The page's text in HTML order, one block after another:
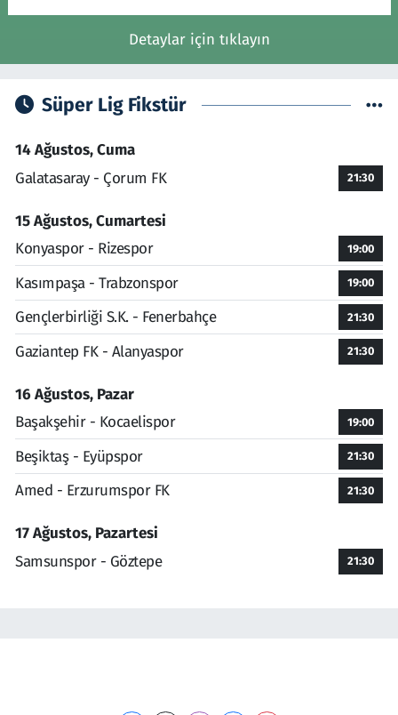
Detaylar için tıklayın
Süper Lig Fikstür
14 Ağustos, Cuma
Galatasaray - Çorum FK
21:30
15 Ağustos, Cumartesi
Konyaspor - Rizespor
19:00
Kasımpaşa - Trabzonspor 19:00
Gençlerbirliği S.K. - Fenerbahçe 21:30
Gaziantep FK - Alanyaspor 21:30
16 Ağustos, Pazar
Başakşehir - Kocaelispor
19:00
Beşiktaş - Eyüpspor 21:30
Amed - Erzurumspor FK 21:30
17 Ağustos, Pazartesi
Samsunspor - Göztepe
21:30